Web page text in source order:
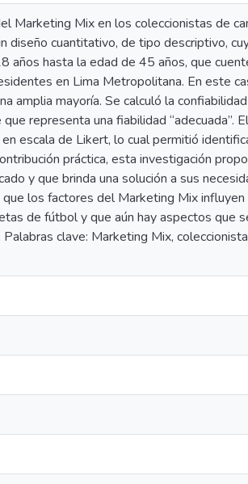
Marketing Mix en los coleccionistas de
cuantitativo, de tipo descriptivo,
hasta la edad de 45 años, que
en Lima Metropolitana. En este
amplia mayoría. Se calculó la
representa una fiabilidad “adecuada”.
escala de Likert, lo cual permitió
práctica, esta investigación
y que brinda una solución a sus
los factores del Marketing Mix influyen
de fútbol y que aún hay aspectos que
clave: Marketing Mix,